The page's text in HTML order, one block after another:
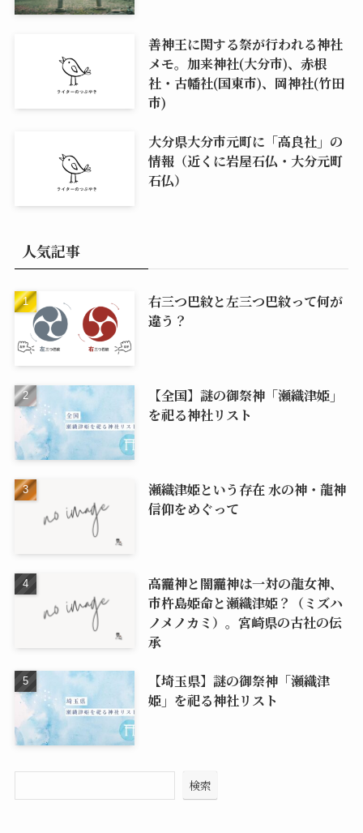
善神王に関する祭が行われる神社
メモ。加来神社(大分市)、赤根
社・古幡社(国東市)、岡神社(竹田
市)
大分県大分市元町に「高良社」の
情報（近くに岩屋石仏・大分元町
石仏）
人気記事
右三つ巴紋と左三つ巴紋って何が
違う？
【全国】謎の御祭神「瀬織津姫」
を祀る神社リスト
瀬織津姫という存在 水の神・龍神
信仰をめぐって
高龗神と闇龗神は一対の龍女神、
市杵島姫命と瀬織津姫？（ミズハ
ノメノカミ）。宮崎県の古社の伝
承
【埼玉県】謎の御祭神「瀬織津
姫」を祀る神社リスト
検索